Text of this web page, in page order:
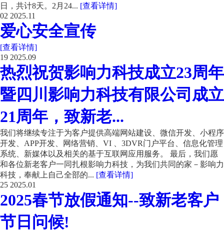
日，共计8天。2月24... [查看详情]
02 2025.11
爱心安全宣传
[查看详情]
19 2025.09
热烈祝贺影响力科技成立23周年
暨四川影响力科技有限公司成立
21周年，致新老...
我们将继续专注于为客户提供高端网站建设、微信开发、小程序
开发、APP开发、网络营销、VI 、3DVR门户平台、信息化管理
系统、新媒体以及相关的基于互联网应用服务。 最后，我们愿
和各位新老客户一同扎根影响力科技，为我们共同的家－影响力
科技，奉献上自己全部的... [查看详情]
25 2025.01
2025春节放假通知--致新老客户
节日问候!